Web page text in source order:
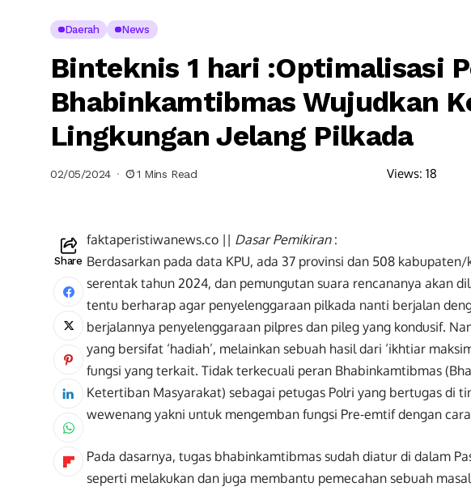
Daerah News
Binteknis 1 hari :Optimalisasi
Bhabinkamtibmas Wujudkan
Lingkungan Jelang Pilkada
02/05/2024 1 Mins Read Views: 18
Share
faktaperistiwanews.co || Dasar Pemikiran:
Berdasarkan pada data KPU, ada 37 provinsi dan 508
serentak tahun 2024, dan pemungutan suara rencananya akan
tentu berharap agar penyelenggaraan pilkada nanti berjalan
berjalannya penyelenggaraan pilpres dan pileg yang kondusif.
yang bersifat ‘hadiah’, melainkan sebuah hasil dari ‘ikhtiar
fungsi yang terkait. Tidak terkecuali peran Bhabinkamtibmas
Ketertiban Masyarakat) sebagai petugas Polri yang bertugas di
wewenang yakni untuk mengemban fungsi Pre-emtif dengan
Pada dasarnya, tugas bhabinkamtibmas sudah diatur di dalam
seperti melakukan dan juga membantu pemecahan sebuah